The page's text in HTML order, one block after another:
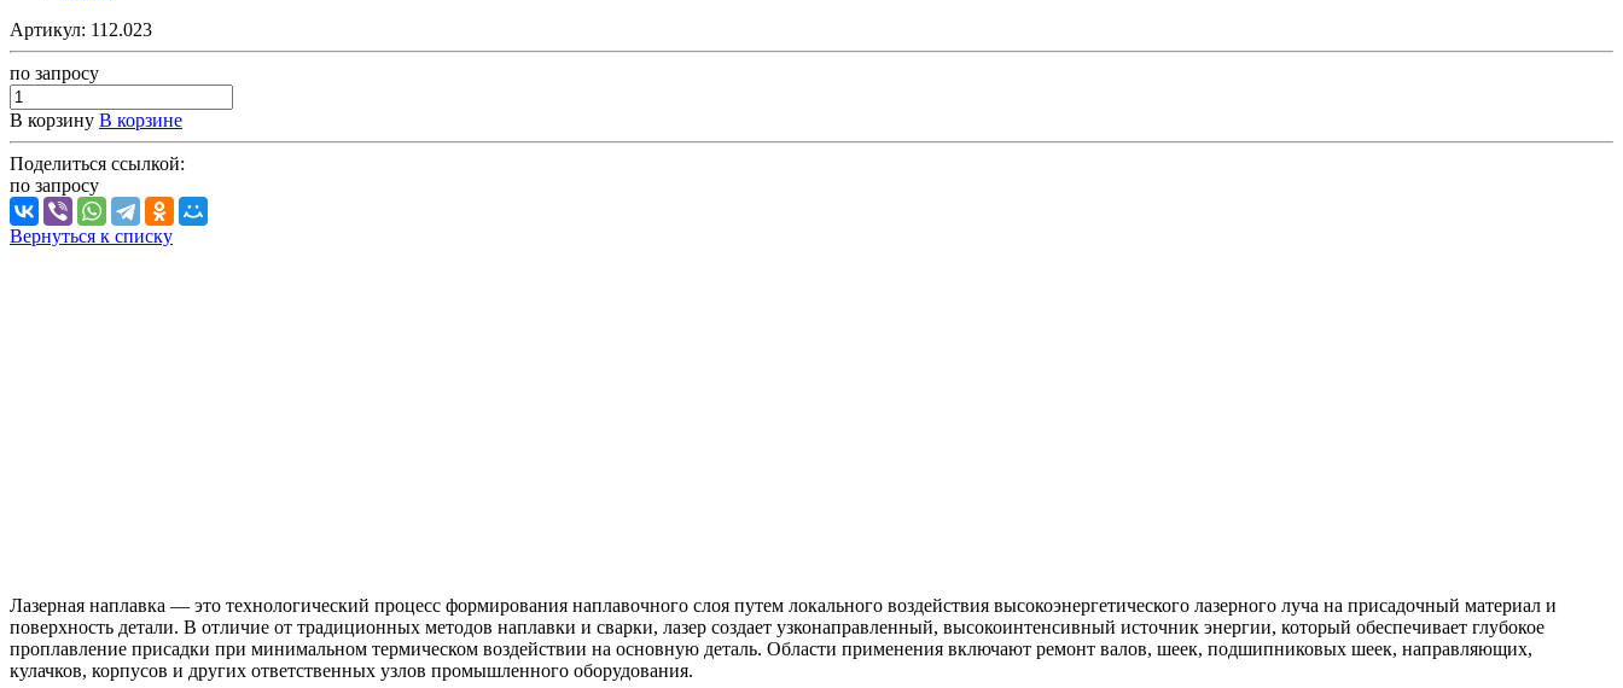
Артикул: 112.023
по запросу
В корзину В корзине
Поделиться ссылкой:
по запросу
Вернуться к списку
Лазерная наплавка — это технологический процесс формирования наплавочного слоя путем локального воздействия высокоэнергетического лазерного луча на присадочный материал и
поверхность детали. В отличие от традиционных методов наплавки и сварки, лазер создает узконаправленный, высокоинтенсивный источник энергии, который обеспечивает глубокое
проплавление присадки при минимальном термическом воздействии на основную деталь. Области применения включают ремонт валов, шеек, подшипниковых шеек, направляющих,
кулачков, корпусов и других ответственных узлов промышленного оборудования.